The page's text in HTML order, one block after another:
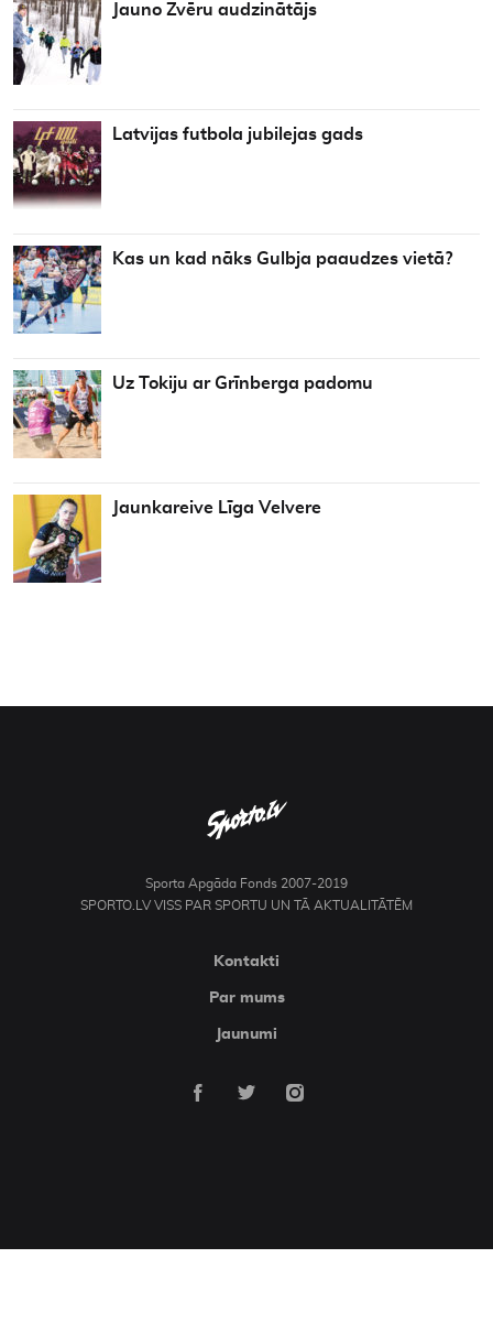
Jauno Zvēru audzinātājs
Latvijas futbola jubilejas gads
Kas un kad nāks Gulbja paaudzes vietā?
Uz Tokiju ar Grīnberga padomu
Jaunkareive Līga Velvere
Sporta Apgāda Fonds 2007-2019
SPORTO.LV VISS PAR SPORTU UN TĀ AKTUALITĀTĒM
Kontakti
Par mums
Jaunumi